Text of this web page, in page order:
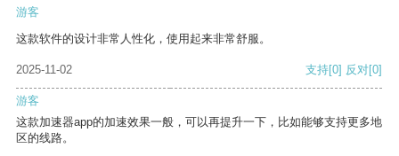
游客
这款软件的设计非常人性化，使用起来非常舒服。
2025-11-02 支持[0] 反对[0]
游客
这款加速器app的加速效果一般，可以再提升一下，比如能够支持更多地
区的线路。